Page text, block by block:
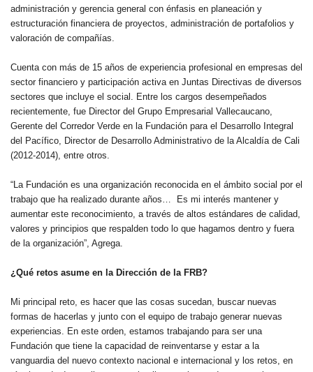
administración y gerencia general con énfasis en planeación y
estructuración financiera de proyectos, administración de portafolios y
valoración de compañías.
Cuenta con más de 15 años de experiencia profesional en empresas del
sector financiero y participación activa en Juntas Directivas de diversos
sectores que incluye el social. Entre los cargos desempeñados
recientemente, fue Director del Grupo Empresarial Vallecaucano,
Gerente del Corredor Verde en la Fundación para el Desarrollo Integral
del Pacífico, Director de Desarrollo Administrativo de la Alcaldía de Cali
(2012-2014), entre otros.
“La Fundación es una organización reconocida en el ámbito social por el
trabajo que ha realizado durante años… Es mi interés mantener y
aumentar este reconocimiento, a través de altos estándares de calidad,
valores y principios que respalden todo lo que hagamos dentro y fuera
de la organización”, Agrega.
¿Qué retos asume en la Dirección de la FRB?
Mi principal reto, es hacer que las cosas sucedan, buscar nuevas
formas de hacerlas y junto con el equipo de trabajo generar nuevas
experiencias. En este orden, estamos trabajando para ser una
Fundación que tiene la capacidad de reinventarse y estar a la
vanguardia del nuevo contexto nacional e internacional y los retos, en